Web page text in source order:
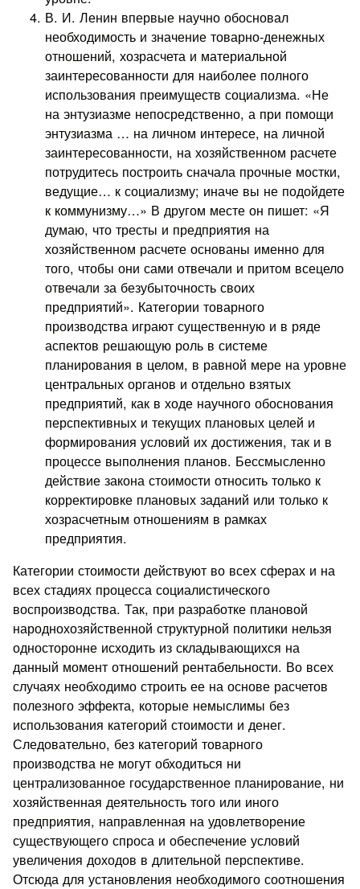
В. И. Ленин впервые научно обосновал
необходимость и значение товарно-денежных
отношений, хозрасчета и материальной
заинтересованности для наиболее полного
использования преимуществ социализма. «Не
на энтузиазме непосредственно, а при помощи
энтузиазма … на личном интересе, на личной
заинтересованности, на хозяйственном расчете
потрудитесь построить сначала прочные мостки,
ведущие… к социализму; иначе вы не подойдете
к коммунизму…» В другом месте он пишет: «Я
думаю, что тресты и предприятия на
хозяйственном расчете основаны именно для
того, чтобы они сами отвечали и притом всецело
отвечали за безубыточность своих
предприятий». Категории товарного
производства играют существенную и в ряде
аспектов решающую роль в системе
планирования в целом, в равной мере на уровне
центральных органов и отдельно взятых
предприятий, как в ходе научного обоснования
перспективных и текущих плановых целей и
формирования условий их достижения, так и в
процессе выполнения планов. Бессмысленно
действие закона стоимости относить только к
корректировке плановых заданий или только к
хозрасчетным отношениям в рамках
предприятия.
Категории стоимости действуют во всех сферах и на
всех стадиях процесса социалистического
воспроизводства. Так, при разработке плановой
народнохозяйственной структурной политики нельзя
односторонне исходить из складывающихся на
данный момент отношений рентабельности. Во всех
случаях необходимо строить ее на основе расчетов
полезного эффекта, которые немыслимы без
использования категорий стоимости и денег.
Следовательно, без категорий товарного
производства не могут обходиться ни
централизованное государственное планирование, ни
хозяйственная деятельность того или иного
предприятия, направленная на удовлетворение
существующего спроса и обеспечение условий
увеличения доходов в длительной перспективе.
Отсюда для установления необходимого соотношения